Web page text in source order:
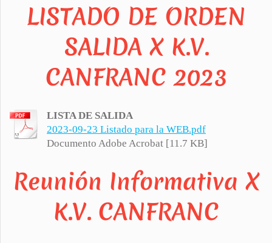
LISTADO DE ORDEN
SALIDA X K.V.
CANFRANC 2023
LISTA DE SALIDA
2023-09-23 Listado para la WEB.pdf
Documento Adobe Acrobat [11.7 KB]
Reunión Informativa X
K.V. CANFRANC